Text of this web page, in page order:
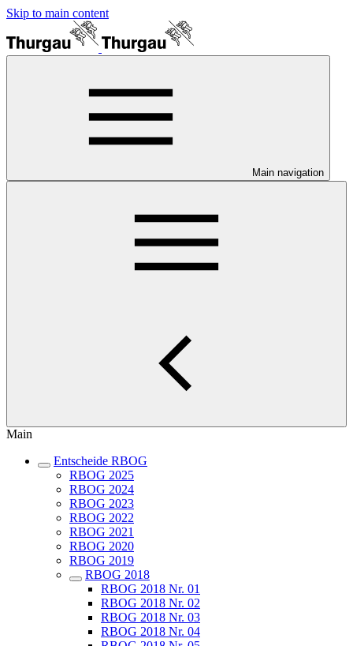
Skip to main content
Main navigation
Main
Entscheide RBOG
RBOG 2025
RBOG 2024
RBOG 2023
RBOG 2022
RBOG 2021
RBOG 2020
RBOG 2019
RBOG 2018
RBOG 2018 Nr. 01
RBOG 2018 Nr. 02
RBOG 2018 Nr. 03
RBOG 2018 Nr. 04